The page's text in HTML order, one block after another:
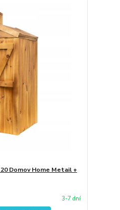
Domov Home Metail +
3-7 dní